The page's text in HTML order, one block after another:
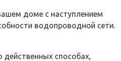
доме с наступлением
водопроводной сети.
способах,